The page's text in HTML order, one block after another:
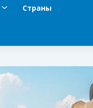
Страны